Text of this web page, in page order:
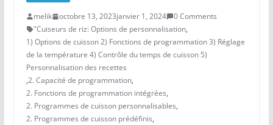
melik octobre 13, 2023janvier 1, 2024
0 Comments
"Cuiseurs de riz: Options de personnalisation,
1) Options de cuisson 2) Fonctions de programmation 3) Réglage
de la température 4) Contrôle du temps de cuisson 5)
Personnalisation des recettes
,2. Capacité de programmation,
2. Fonctions de programmation intégrées,
2. Programmes de cuisson personnalisables,
2. Programmes de cuisson prédéfinis,